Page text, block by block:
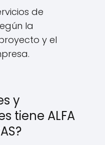
de
la
y el
y
tiene ALFA